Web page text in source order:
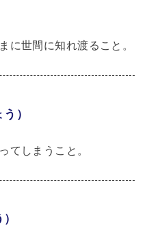
に世間に知れ渡ること。
）
てしまうこと。